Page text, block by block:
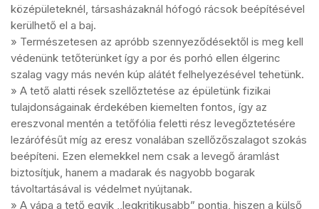
középületeknél, társasházaknál hófogó rácsok beépítésével
kerülhető el a baj.
» Természetesen az apróbb szennyeződésektől is meg kell
védenünk tetőterünket így a por és porhó ellen élgerinc
szalag vagy más nevén kúp alátét felhelyezésével tehetünk.
» A tető alatti rések szellőztetése az épületünk fizikai
tulajdonságainak érdekében kiemelten fontos, így az
ereszvonal mentén a tetőfólia feletti rész levegőztetésére
lezárófésűt míg az eresz vonalában szellőzőszalagot szokás
beépíteni. Ezen elemekkel nem csak a levegő áramlást
biztosítjuk, hanem a madarak és nagyobb bogarak
távoltartásával is védelmet nyújtanak.
» A vápa a tető egyik ,,legkritikusabb” pontja, hiszen a külső